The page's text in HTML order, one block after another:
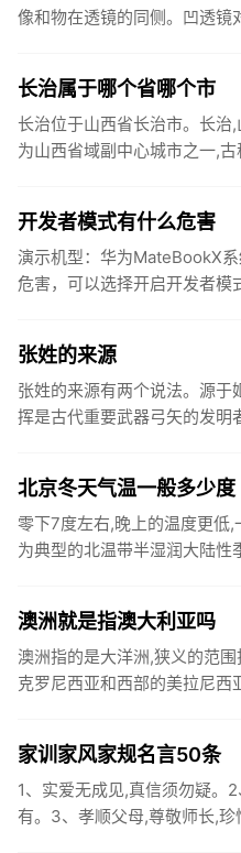
像和物在透镜的同侧。凹透镜
长治属于哪个省哪个市
长治位于山西省长治市。长治
为山西省域副中心城市之一,
开发者模式有什么危害
演示机型：华为MateBookX
危害，可以选择开启开发者
张姓的来源
张姓的来源有两个说法。源
挥是古代重要武器弓矢的发明
北京冬天气温一般多少度
零下7度左右,晚上的温度更低
为典型的北温带半湿润大陆性
澳洲就是指澳大利亚吗
澳洲指的是大洋洲,狭义的范
克罗尼西亚和西部的美拉尼西
家训家风家规名言50条
1、实爱无成见,真信须勿疑。
有。3、孝顺父母,尊敬师长,